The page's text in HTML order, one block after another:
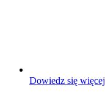
Dowiedz się więcej